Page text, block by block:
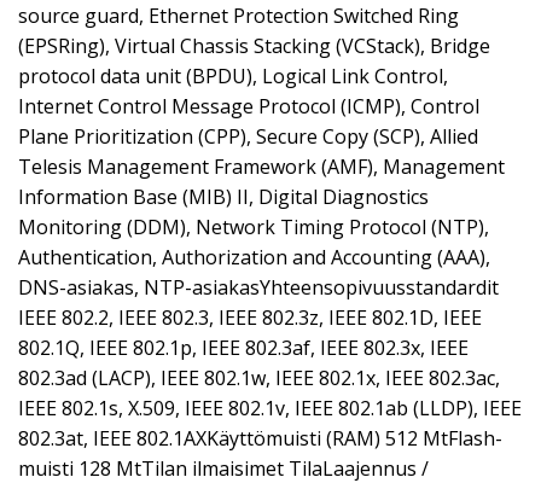
source guard, Ethernet Protection Switched Ring
(EPSRing), Virtual Chassis Stacking (VCStack), Bridge
protocol data unit (BPDU), Logical Link Control,
Internet Control Message Protocol (ICMP), Control
Plane Prioritization (CPP), Secure Copy (SCP), Allied
Telesis Management Framework (AMF), Management
Information Base (MIB) II, Digital Diagnostics
Monitoring (DDM), Network Timing Protocol (NTP),
Authentication, Authorization and Accounting (AAA),
DNS-asiakas, NTP-asiakasYhteensopivuusstandardit
IEEE 802.2, IEEE 802.3, IEEE 802.3z, IEEE 802.1D, IEEE
802.1Q, IEEE 802.1p, IEEE 802.3af, IEEE 802.3x, IEEE
802.3ad (LACP), IEEE 802.1w, IEEE 802.1x, IEEE 802.3ac,
IEEE 802.1s, X.509, IEEE 802.1v, IEEE 802.1ab (LLDP), IEEE
802.3at, IEEE 802.1AXKäyttömuisti (RAM) 512 MtFlash-
muisti 128 MtTilan ilmaisimet TilaLaajennus /